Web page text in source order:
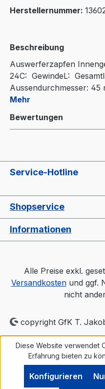
Herstellernummer:
Beschreibung
Auswerferzapfen
24C: GewindeL:
Aussendurchmesser: 45
Mehr
Bewertungen
Service-Hotline
Shopservice
Informationen
Alle Preise exkl.
Versandkostenund ggf.
nicht
copyright GfK T.
Diese Website verwendet
Erfahrung bieten zu
Konfigurieren